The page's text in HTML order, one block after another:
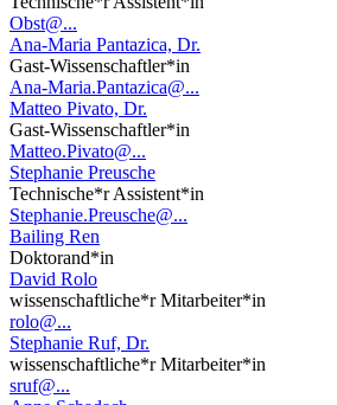
Obst@...
Ana-Maria Pantazica, Dr.
Gast-Wissenschaftler*in
Ana-Maria.Pantazica@...
Matteo Pivato, Dr.
Gast-Wissenschaftler*in
Matteo.Pivato@...
Stephanie Preusche
Technische*r Assistent*in
Stephanie.Preusche@...
Bailing Ren
Doktorand*in
David Rolo
wissenschaftliche*r Mitarbeiter*in
rolo@...
Stephanie Ruf, Dr.
wissenschaftliche*r Mitarbeiter*in
sruf@...